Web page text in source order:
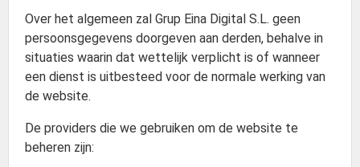
Over het algemeen zal Grup Eina Digital S.L. geen
persoonsgegevens doorgeven aan derden, behalve in
situaties waarin dat wettelijk verplicht is of wanneer
een dienst is uitbesteed voor de normale werking van
de website.
De providers die we gebruiken om de website te
beheren zijn: